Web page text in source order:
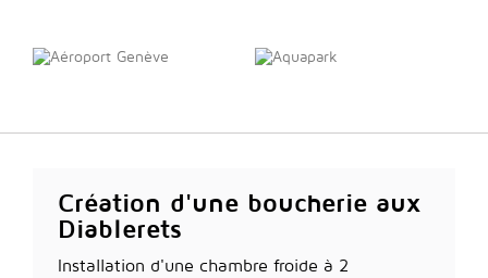
Création d'une boucherie aux
Diablerets
Installation d'une chambre froide à 2